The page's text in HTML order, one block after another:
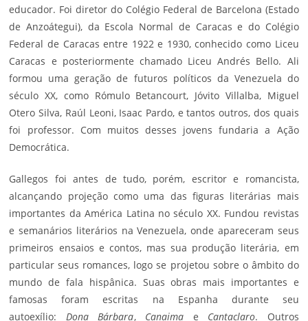
educador. Foi diretor do Colégio Federal de Barcelona (Estado
de Anzoátegui), da Escola Normal de Caracas e do Colégio
Federal de Caracas entre 1922 e 1930, conhecido como Liceu
Caracas e posteriormente chamado Liceu Andrés Bello. Ali
formou uma geração de futuros políticos da Venezuela do
século XX, como Rómulo Betancourt, Jóvito Villalba, Miguel
Otero Silva, Raúl Leoni, Isaac Pardo, e tantos outros, dos quais
foi professor. Com muitos desses jovens fundaria a Ação
Democrática.
Gallegos foi antes de tudo, porém, escritor e romancista,
alcançando projeção como uma das figuras literárias mais
importantes da América Latina no século XX. Fundou revistas
e semanários literários na Venezuela, onde apareceram seus
primeiros ensaios e contos, mas sua produção literária, em
particular seus romances, logo se projetou sobre o âmbito do
mundo de fala hispânica. Suas obras mais importantes e
famosas foram escritas na Espanha durante seu
autoexílio: Dona Bárbara, Canaima e Cantaclaro. Outros